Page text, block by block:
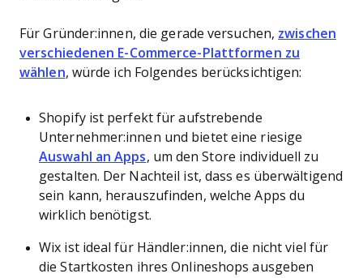
Für Gründer:innen, die gerade versuchen, zwischen
verschiedenen E-Commerce-Plattformen zu
wählen, würde ich Folgendes berücksichtigen:
Shopify ist perfekt für aufstrebende
Unternehmer:innen und bietet eine riesige
Auswahl an Apps, um den Store individuell zu
gestalten. Der Nachteil ist, dass es überwältigend
sein kann, herauszufinden, welche Apps du
wirklich benötigst.
Wix ist ideal für Händler:innen, die nicht viel für
die Startkosten ihres Onlineshops ausgeben